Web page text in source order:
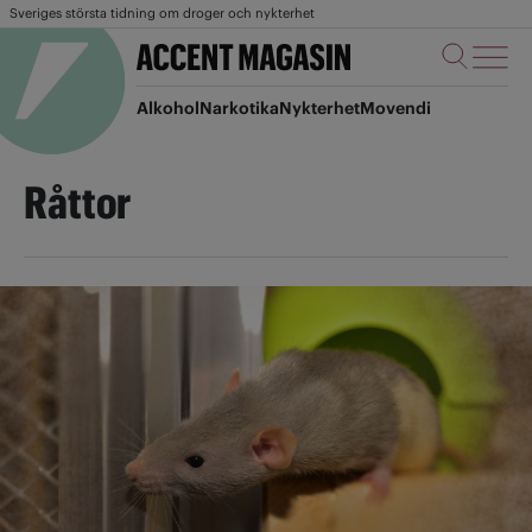
Sveriges största tidning om droger och nykterhet
AlkoholNarkotikaNykterhetMovendi
Råttor